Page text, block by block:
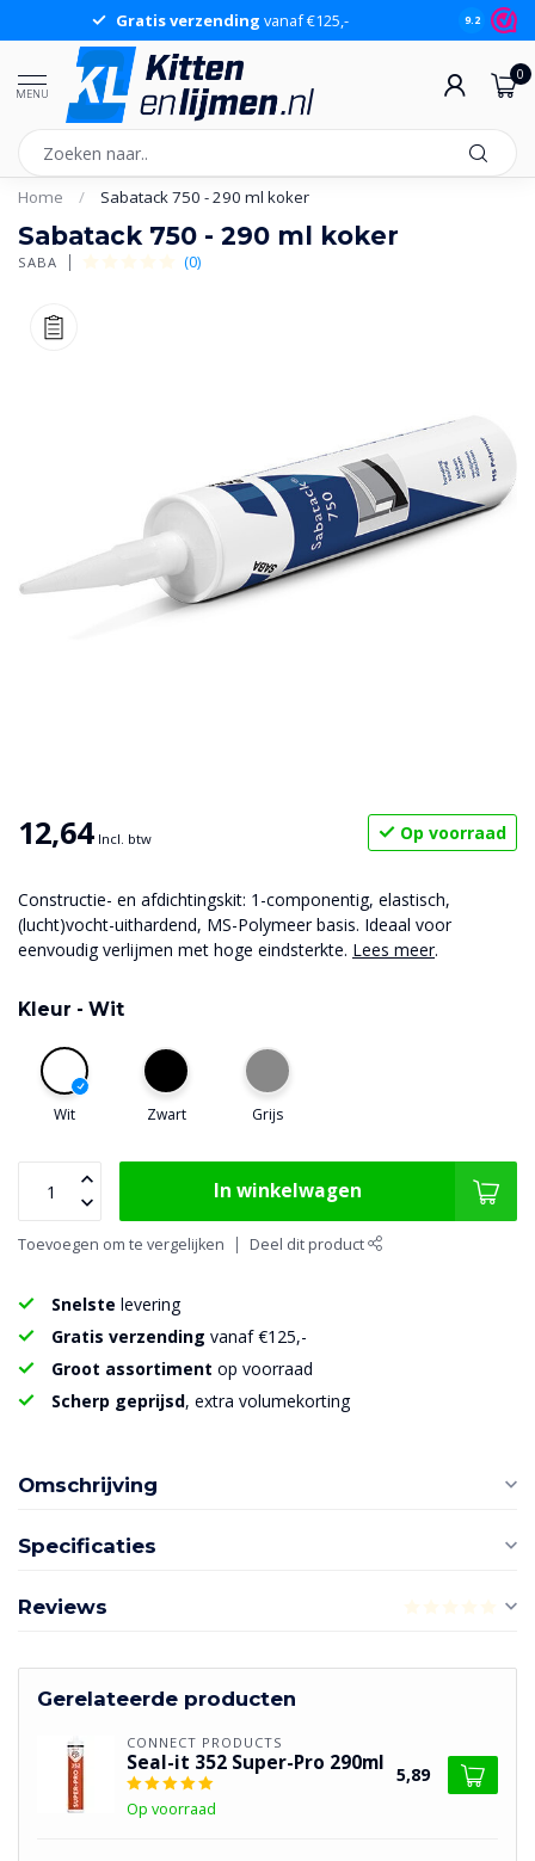
Gratis verzending vanaf €125,- 9.2
MENU
0
Home / Sabatack 750 - 290 ml koker
Sabatack 750 - 290 ml koker
SABA (0)
12,64 Incl. btw Op voorraad
Constructie- en afdichtingskit: 1-componentig, elastisch,
(lucht)vocht-uithardend, MS-Polymeer basis. Ideaal voor
eenvoudig verlijmen met hoge eindsterkte. Lees meer.
Kleur - Wit
Wit Zwart Grijs
In winkelwagen
Toevoegen om te vergelijken Deel dit product
Snelste levering
Gratis verzending vanaf €125,-
Groot assortiment op voorraad
Scherp geprijsd, extra volumekorting
Omschrijving
Specificaties
Reviews
Gerelateerde producten
CONNECT PRODUCTS
Seal-it 352 Super-Pro 290ml
Op voorraad
5,89